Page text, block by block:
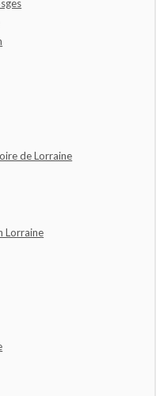
de Lorraine
Lorraine